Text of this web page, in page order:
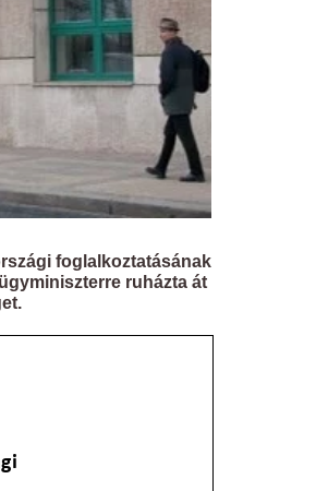
foglalkoztatásának
ruházta át